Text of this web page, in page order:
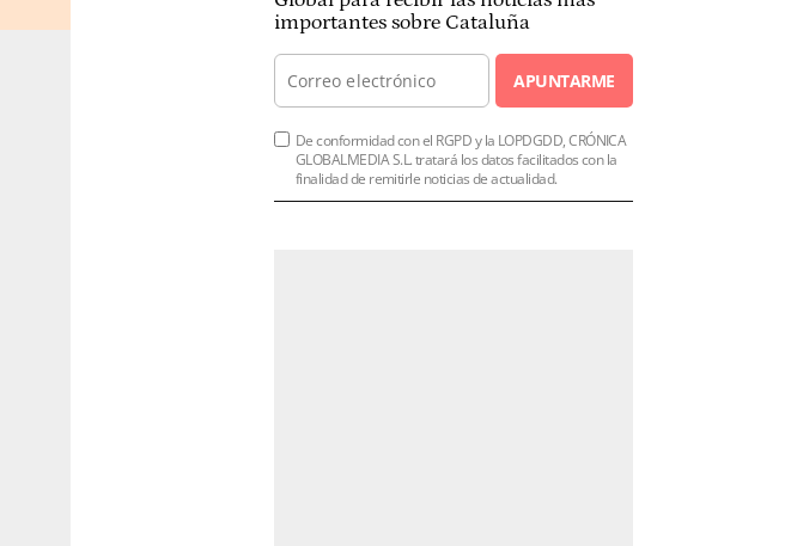
importantes sobre Cataluña
APUNTARME
De conformidad con el RGPD y la LOPDGDD, CRÓNICA
GLOBALMEDIA S.L. tratará los datos facilitados con la
finalidad de remitirle noticias de actualidad.